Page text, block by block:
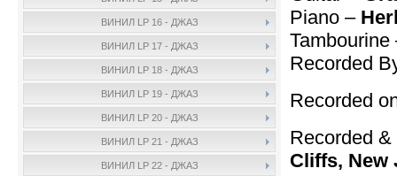
ВИНИЛ LP 16 - ДЖАЗ
ВИНИЛ LP 17 - ДЖАЗ
ВИНИЛ LP 18 - ДЖАЗ
ВИНИЛ LP 19 - ДЖАЗ
ВИНИЛ LP 20 - ДЖАЗ
ВИНИЛ LP 21 - ДЖАЗ
ВИНИЛ LP 22 - ДЖАЗ
Piano –
Recorded
Recorded
Recorded
Cliffs, New